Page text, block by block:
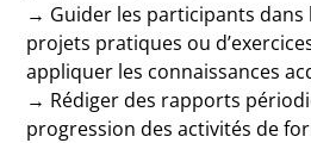
→ Guider les participants dans
projets pratiques ou
appliquer les connaissances
→ Rédiger des rapports
progression des activités de